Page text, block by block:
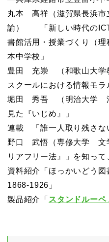
丸本 高祥（滋賀県長浜
諭） 「新しい時代のICT
書館活用・授業づくり（
本中学校」
豊田 充崇 （和歌山大学
スクールにおける情報モラ
堀田 秀吾 （明治大学 法
見た『いじめ』」
連載 「誰一人取り残さな
野口 武悟（専修大学 文
リアフリー法』」を知って
資料紹介「ほっかいどう
1868-1926」
製品紹介「 スタンドルー